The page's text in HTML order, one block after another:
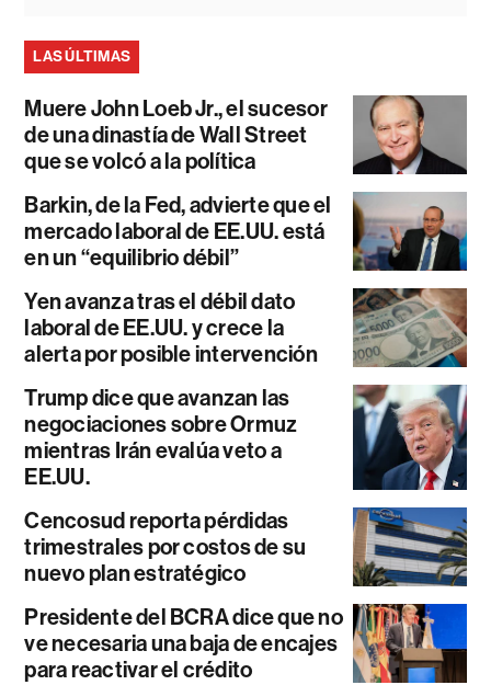
LAS ÚLTIMAS
Muere John Loeb Jr., el sucesor
de una dinastía de Wall Street
que se volcó a la política
Barkin, de la Fed, advierte que el
mercado laboral de EE.UU. está
en un “equilibrio débil”
Yen avanza tras el débil dato
laboral de EE.UU. y crece la
alerta por posible intervención
Trump dice que avanzan las
negociaciones sobre Ormuz
mientras Irán evalúa veto a
EE.UU.
Cencosud reporta pérdidas
trimestrales por costos de su
nuevo plan estratégico
Presidente del BCRA dice que no
ve necesaria una baja de encajes
para reactivar el crédito